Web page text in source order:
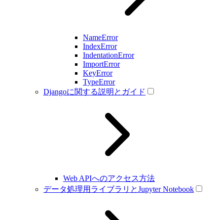
NameError
IndexError
IndentationError
ImportError
KeyError
TypeError
Djangoに関する説明とガイド
Web APIへのアクセス方法
データ処理用ライブラリとJupyter Notebook